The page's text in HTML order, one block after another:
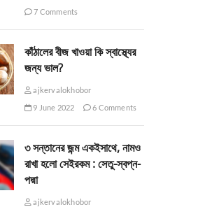
7 Comments
কাঁঠালের বীজ খাওয়া কি স্বাস্থ্যের
জন্য ভাল?
ajkervalokhobor
9 June 2022
6 Comments
৩ সন্তানের জন্ম একইসাথে, নামও
রাখা হলো সেইরকম : সেতু-স্বপ্ন-
পদ্মা
ajkervalokhobor